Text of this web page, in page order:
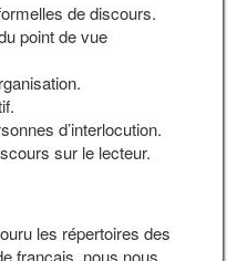
de discours.
point de vue
d’interlocution.
sur le lecteur.
les répertoires des
français, nous nous